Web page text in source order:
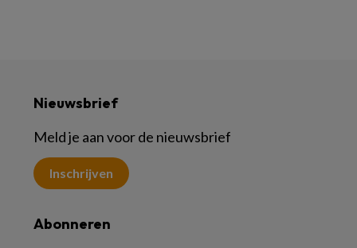
Nieuwsbrief
Meld je aan voor de nieuwsbrief
Inschrijven
Abonneren